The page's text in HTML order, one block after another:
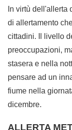
In virtù dell'allerta
di allertamento
cittadini. Il livello
preoccupazioni,
stasera e nella
pensare ad un
fiume nella
dicembre.
ALLERTA